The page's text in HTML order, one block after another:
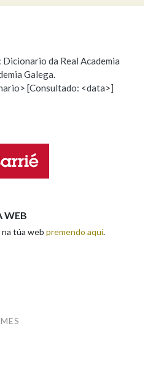
un erro na palabra
Dicionario da Real Academia
Galega.
[Consultado: <data>]
WEB
túa web premendo aquí.